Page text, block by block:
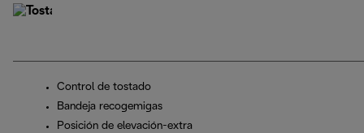
Control de tostado
Bandeja recogemigas
Posición de elevación-extra